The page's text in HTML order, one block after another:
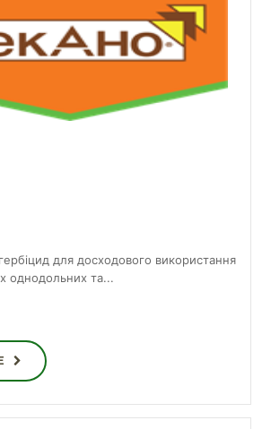
для досходового використання
однодольних та...